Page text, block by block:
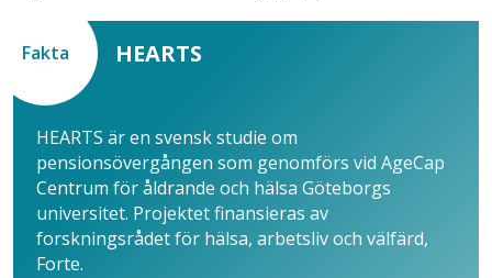
Fakta HEARTS
HEARTS är en svensk studie om
pensionsövergången som genomförs vid AgeCap
Centrum för åldrande och hälsa Göteborgs
universitet. Projektet finansieras av
forskningsrådet för hälsa, arbetsliv och välfärd,
Forte.